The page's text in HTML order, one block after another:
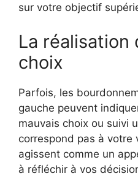
sur votre objectif
La réalisation
choix
Parfois, les
gauche peuvent
mauvais choix ou suivi
correspond pas à votre
agissent comme un
à réfléchir à vos